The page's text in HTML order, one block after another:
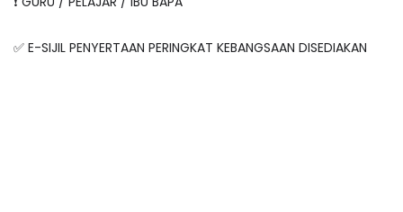
✅ E-SIJIL PENYERTAAN PERINGKAT KEBANGSAAN DISEDIAKAN